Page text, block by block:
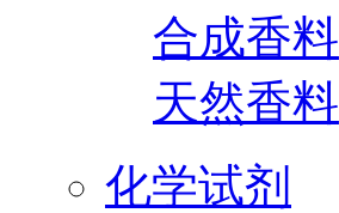
合成香料
天然香料
化学试剂